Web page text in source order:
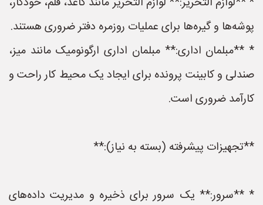
پوشه‌ها و گیره‌ها برای عملیات روزمره دفتر ضروری هستند.
* **مبلمان اداری:** مبلمان اداری ارگونومیک مانند میز،
صندلی و کابینت پرونده برای ایجاد یک محیط کار راحت و
کارآمد ضروری است.
**تجهیزات پیشرفته (بسته به نیاز):**
* **سرور:** یک سرور برای ذخیره و مدیریت داده‌های